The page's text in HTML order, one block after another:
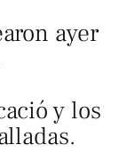
ayer
y los